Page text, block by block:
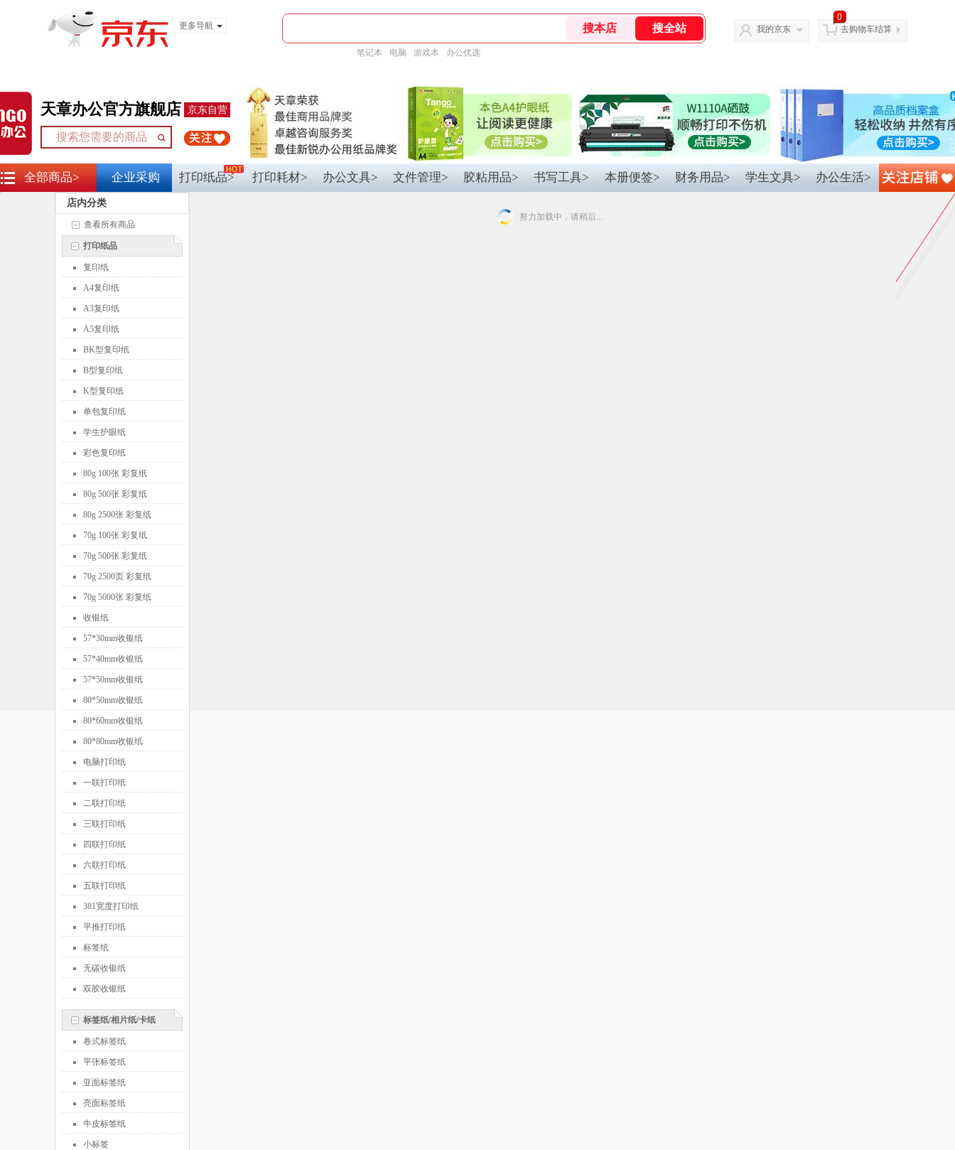
更多导航
笔记本 电脑 游戏本 办公优选
我的京东
0
去购物车结算
天章办公官方旗舰店 京东自营
打印纸品> 办公文具> 胶粘用品> 书写工具>
文件管理> 本册便签> 学生文具>
财务用品> 办公生活>
全部商品> 企业采购 打印耗材>
店内分类
查看所有商品
打印纸品
复印纸
A4复印纸
A3复印纸
A5复印纸
BK型复印纸
B型复印纸
K型复印纸
单包复印纸
学生护眼纸
彩色复印纸
80g 100张 彩复纸
80g 500张 彩复纸
80g 2500张 彩复纸
70g 100张 彩复纸
70g 500张 彩复纸
70g 2500页 彩复纸
70g 5000张 彩复纸
收银纸
57*30mm收银纸
57*40mm收银纸
57*50mm收银纸
80*50mm收银纸
80*60mm收银纸
80*80mm收银纸
电脑打印纸
一联打印纸
二联打印纸
三联打印纸
四联打印纸
六联打印纸
五联打印纸
381宽度打印纸
平推打印纸
标签纸
无碳收银纸
双胶收银纸
标签纸/相片纸/卡纸
卷式标签纸
平张标签纸
亚面标签纸
亮面标签纸
牛皮标签纸
小标签
努力加载中，请稍后...